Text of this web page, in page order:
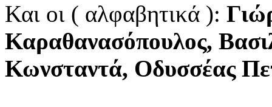
Και οι ( αλφαβητικά ):
Καραθανασόπουλος,
Κωνσταντά, Οδυσσέας